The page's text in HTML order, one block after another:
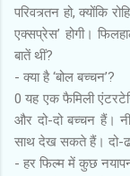
परिवत्र्तन हो, क्योंकि
एक्सप्रेस’ होगी।
बातें थीं?
- क्या है ‘बोल बच्चन’?
0 यह एक फैमिली
और दो-दो बच्चन हैं।
साथ देख सकते हैं। दो-
- हर फिल्म में कुछ नयापन